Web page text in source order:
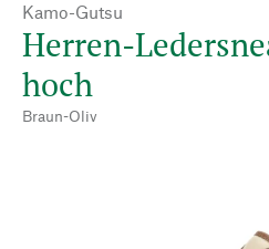
Kamo-Gutsu
Herren-
hoch
Braun-Oliv